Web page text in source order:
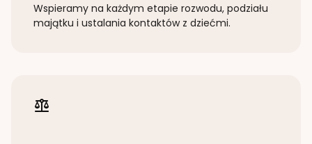
Wspieramy na każdym etapie rozwodu, podziału
majątku i ustalania kontaktów z dziećmi.